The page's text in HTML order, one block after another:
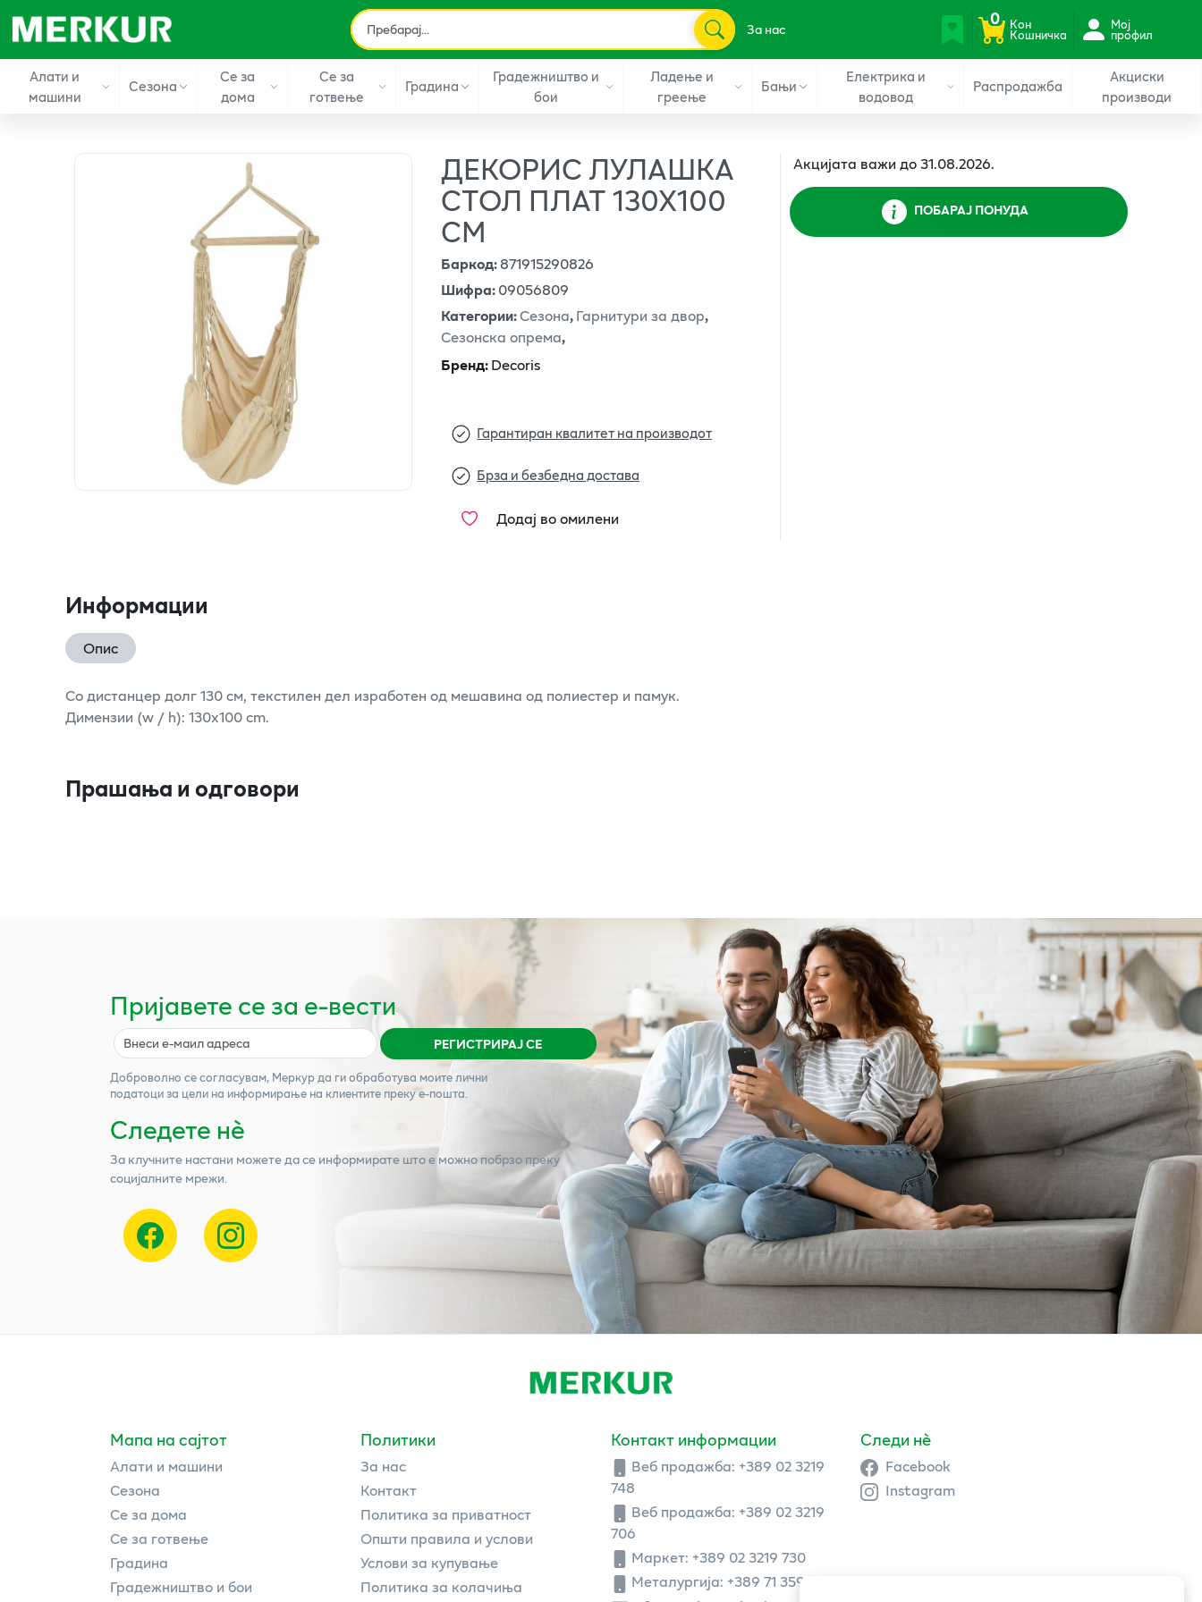
За нас 0 Кон
Кошничка
Мој
профил
Алати и
машини
Сезона
Се за
дома
Се за
готвење
Градина
Градежништво и
бои
Ладење и
греење
Бањи
Електрика и
водовод
Распродажба
Акциски
производи
ДЕКОРИС ЛУЛАШКА
СТОЛ ПЛАТ 130Х100
СМ
Баркод:871915290826
Шифра:09056809
Категории:Сезона,Гарнитури за двор,
Сезонска опрема,
Бренд:Decoris
Гарантиран квалитет на производот
Брза и безбедна достава
Додај во омилени
Акцијата важи до 31.08.2026.
ПОБАРАЈ ПОНУДА
Информации
Опис
Со дистанцер долг 130 см, текстилен дел изработен од мешавина од полиестер и памук.
Димензии (w / h): 130x100 cm.
Прашања и одговори
Пријавете се за е-вести
РЕГИСТРИРАЈ СЕ
Доброволно се согласувам, Меркурда ги обработува моите лични
податоци за цели на информирање на клиентите преку е-пошта.
Следете нѐ
За клучните настани можете да се информирате што е можно побрзо преку
социјалните мрежи.
Мапа на сајтот
Алати и машини
Сезона
Се за дома
Се за готвење
Градина
Градежништво и бои
Политики
За нас
Контакт
Политика за приватност
Општи правила и услови
Услови за купување
Политика за колачиња
Контакт информации
Веб продажба: +389 02 3219
748
Веб продажба: +389 02 3219
706
Маркет: +389 02 3219 730
Металургија: +389 71 359 504
Следи нè
Facebook
Instagram